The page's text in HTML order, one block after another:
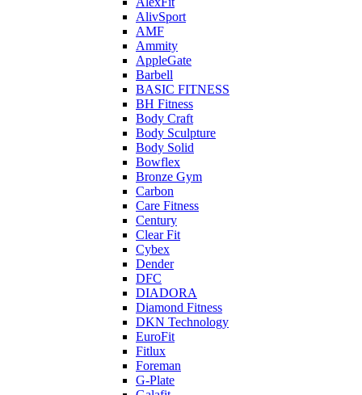
AlivSport
AMF
Ammity
AppleGate
Barbell
BASIC FITNESS
BH Fitness
Body Craft
Body Sculpture
Body Solid
Bowflex
Bronze Gym
Carbon
Care Fitness
Century
Clear Fit
Cybex
Dender
DFC
DIADORA
Diamond Fitness
DKN Technology
EuroFit
Fitlux
Foreman
G-Plate